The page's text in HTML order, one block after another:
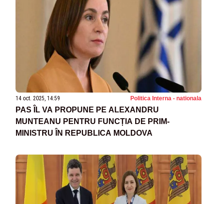
14 oct. 2025, 14:59 Politica Interna - nationala
PAS ÎL VA PROPUNE PE ALEXANDRU
MUNTEANU PENTRU FUNCȚIA DE PRIM-
MINISTRU ÎN REPUBLICA MOLDOVA